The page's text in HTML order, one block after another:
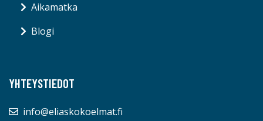
Aikamatka
Blogi
YHTEYSTIEDOT
info@eliaskokoelmat.fi